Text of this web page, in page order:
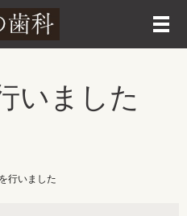
メ
いました
行いました